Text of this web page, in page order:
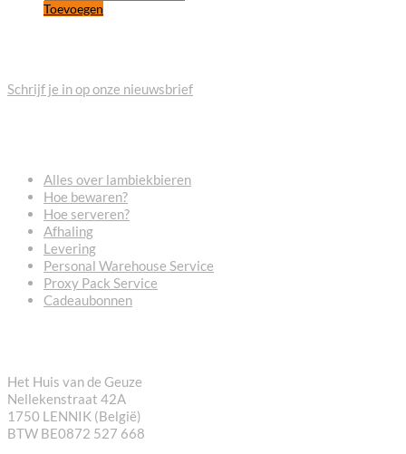
Toevoegen
Schrijf je in op onze nieuwsbrief
Alles over lambiekbieren
Hoe bewaren?
Hoe serveren?
Afhaling
Levering
Personal Warehouse Service
Proxy Pack Service
Cadeaubonnen
Het Huis van de Geuze
Nellekenstraat 42A
1750 LENNIK (België)
BTW BE0872 527 668